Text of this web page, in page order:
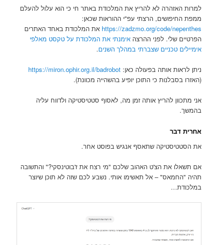
למרות האזהרה לא להריץ את המלכודת באתר חי כי הוא עלול להעלם
ממפת החיפושים, הרצתי עפ"י ההוראות שכאן:
https://zadzmo.org/code/nepenthes את המלכודת באחד האתרים
הפרטיים שלי. לפני ההרצהאימנתי את המלכודת על טקסט מאלפי
אימיילים טכניים שצברתי במהלך השנים.
ניתן לראות אותה בפעולה כאן:https://miron.ophir.org.il/badrobot
(האזרו בסבלנות כי התוכן יופיע בהשהייה מכוונת).
אני מתכוון להריץ אותה זמן מה, לאסוף סטטיסטיקה ולדווח עליה
בהמשך.
אחרית דבר
את הסטטיסטיקה שתאסף אנגיש בפוסט אחר.
אם תשאלו את הצ'ט האהוב שלכם "מי רצח את ז'בוטינסקי?" והתשובה
תהיה "החמאס" – אל תאשימו אותי. נשבע לכם שזה לא תוכן שיוצר
במלכודת…